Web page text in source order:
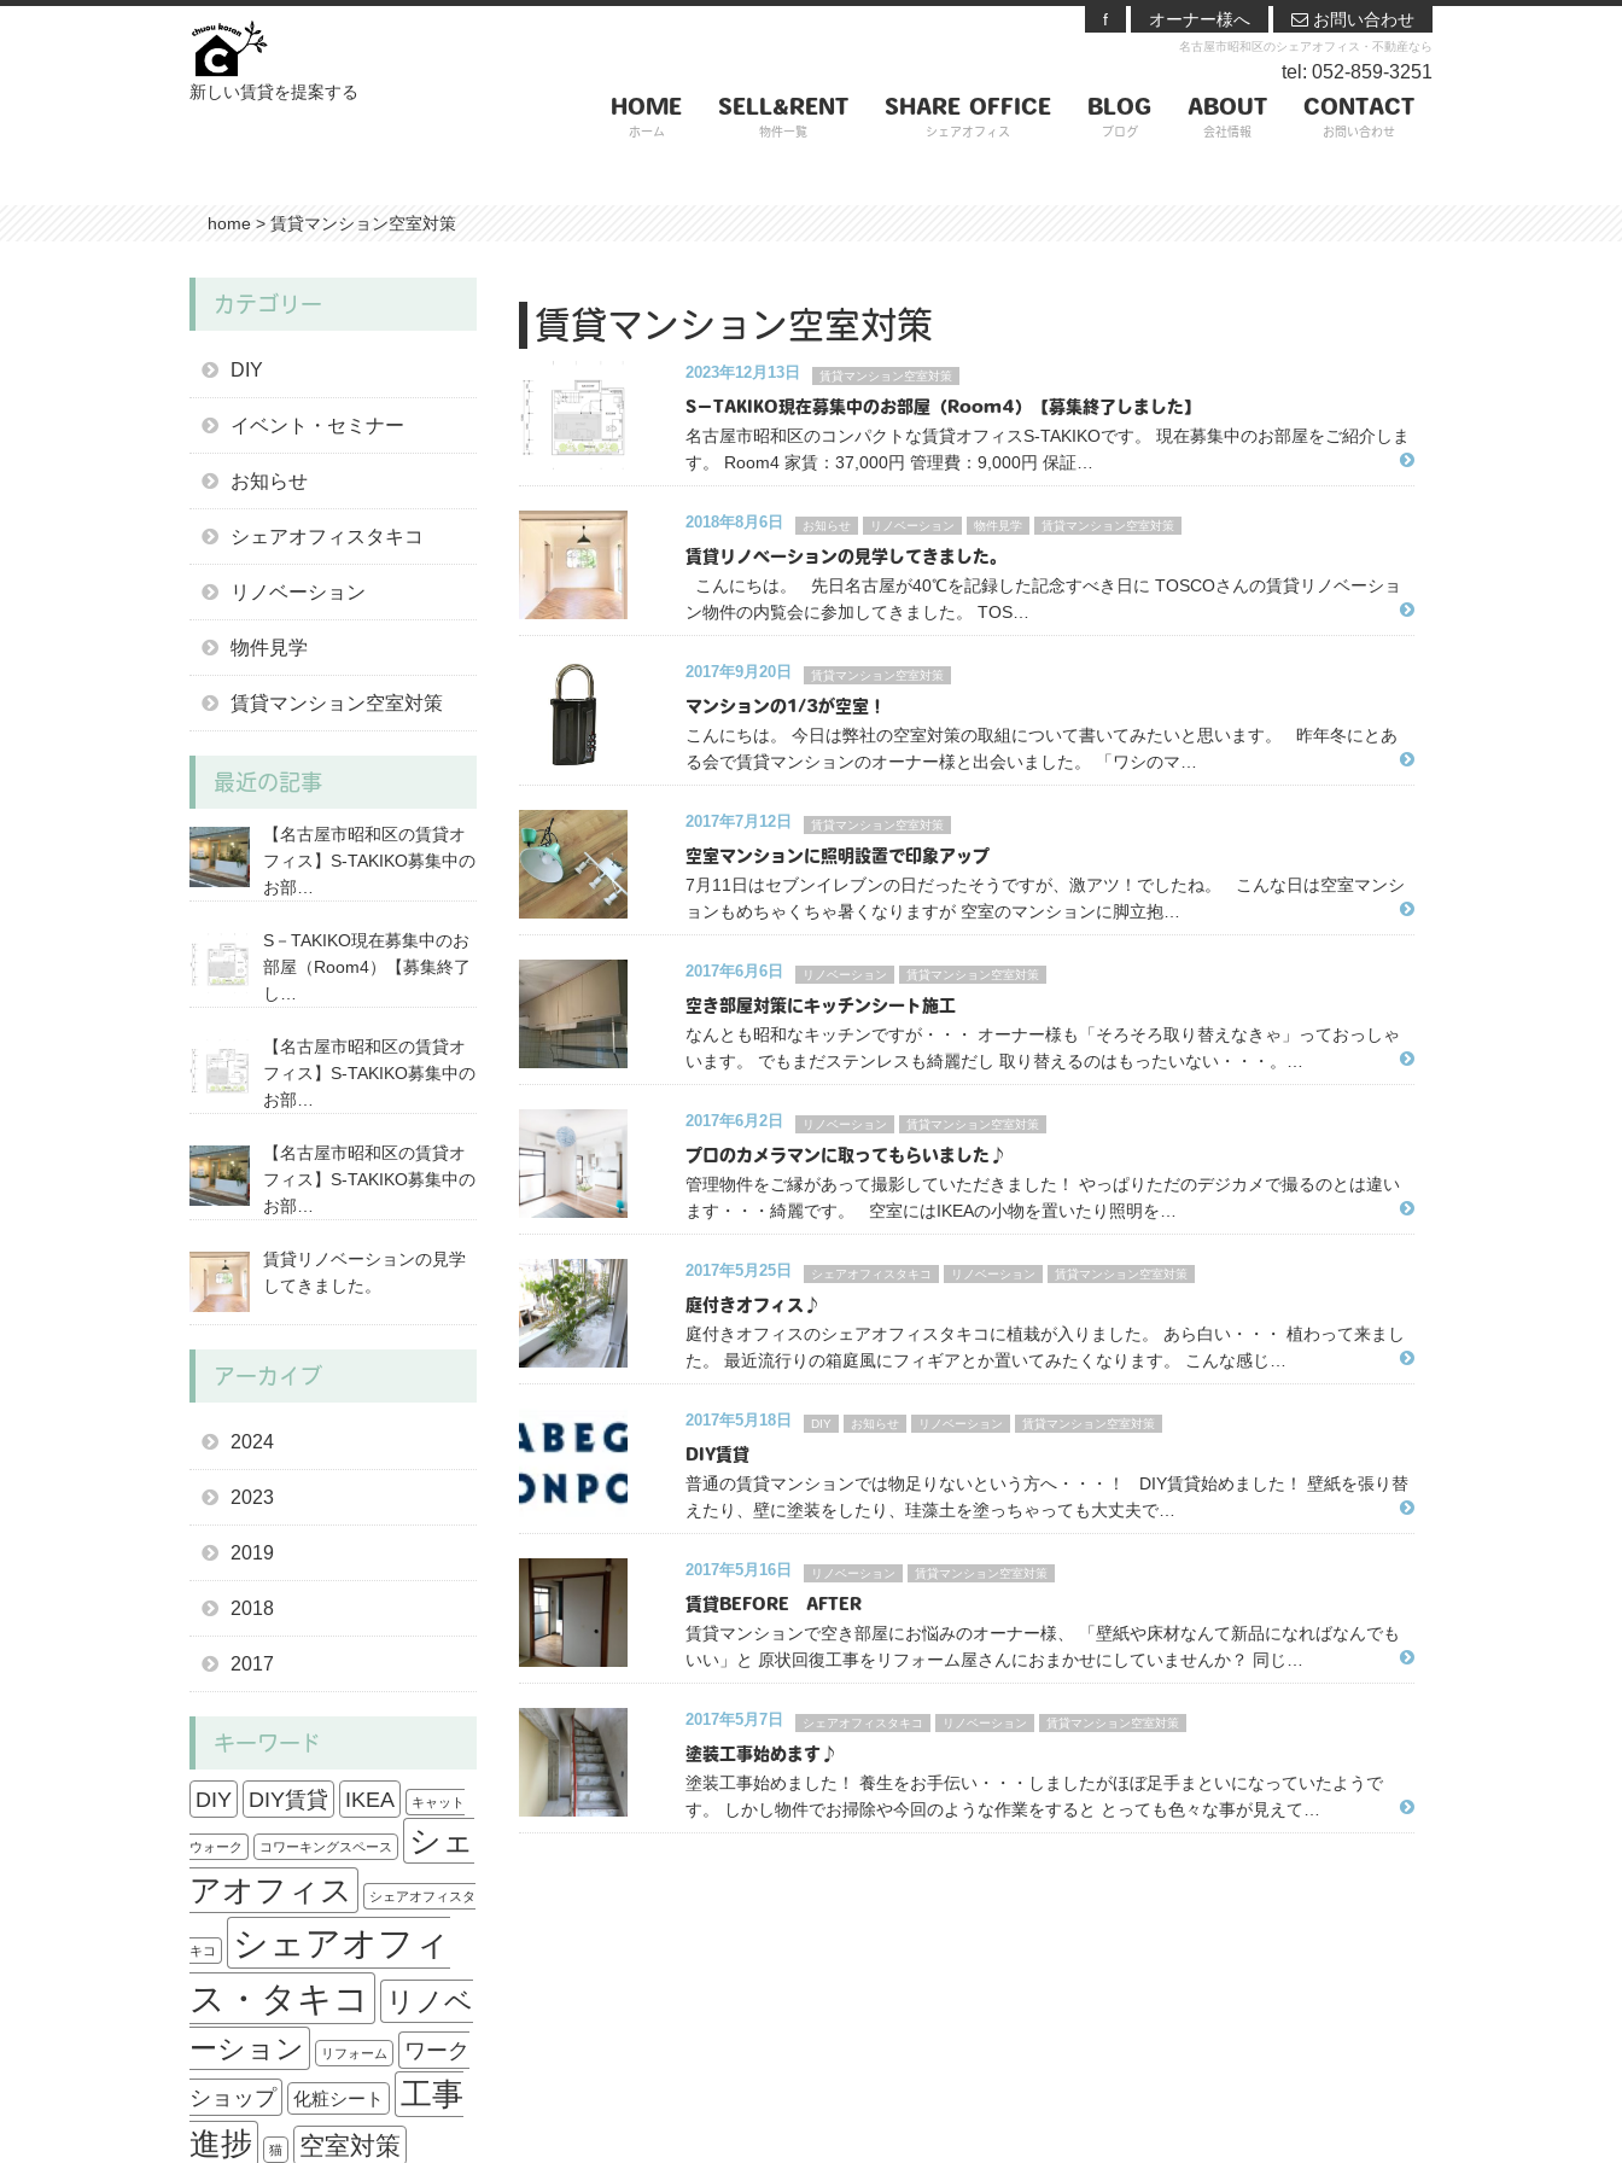
新しい賃貸を提案する
f オーナー様へ お問い合わせ
名古屋市昭和区のシェアオフィス・不動産なら
tel: 052-859-3251
HOME
ホーム
SELL&RENT
物件一覧
SHARE OFFICE
シェアオフィス
BLOG
ブログ
ABOUT
会社情報
CONTACT
お問い合わせ
home > 賃貸マンション空室対策
賃貸マンション空室対策
2023年12月13日 賃貸マンション空室対策
S－TAKIKO現在募集中のお部屋（Room4）【募集終了しました】
名古屋市昭和区のコンパクトな賃貸オフィスS-TAKIKOです。 現在募集中のお部屋をご紹介しま
す。 Room4 家賃：37,000円 管理費：9,000円 保証…
2018年8月6日 お知らせ リノベーション 物件見学 賃貸マンション空室対策
賃貸リノベーションの見学してきました。
こんにちは。 先日名古屋が40℃を記録した記念すべき日に TOSCOさんの賃貸リノベーショ
ン物件の内覧会に参加してきました。 TOS…
2017年9月20日 賃貸マンション空室対策
マンションの1/3が空室！
こんにちは。 今日は弊社の空室対策の取組について書いてみたいと思います。 昨年冬にとあ
る会で賃貸マンションのオーナー様と出会いました。 「ワシのマ…
2017年7月12日 賃貸マンション空室対策
空室マンションに照明設置で印象アップ
7月11日はセブンイレブンの日だったそうですが、激アツ！でしたね。 こんな日は空室マンシ
ョンもめちゃくちゃ暑くなりますが 空室のマンションに脚立抱…
2017年6月6日 リノベーション 賃貸マンション空室対策
空き部屋対策にキッチンシート施工
なんとも昭和なキッチンですが・・・ オーナー様も「そろそろ取り替えなきゃ」っておっしゃ
います。 でもまだステンレスも綺麗だし 取り替えるのはもったいない・・・。…
2017年6月2日 リノベーション 賃貸マンション空室対策
プロのカメラマンに取ってもらいました♪
管理物件をご縁があって撮影していただきました！ やっぱりただのデジカメで撮るのとは違い
ます・・・綺麗です。 空室にはIKEAの小物を置いたり照明を…
2017年5月25日 シェアオフィスタキコ リノベーション 賃貸マンション空室対策
庭付きオフィス♪
庭付きオフィスのシェアオフィスタキコに植栽が入りました。 あら白い・・・ 植わって来まし
た。 最近流行りの箱庭風にフィギアとか置いてみたくなります。 こんな感じ…
2017年5月18日 DIY お知らせ リノベーション 賃貸マンション空室対策
DIY賃貸
普通の賃貸マンションでは物足りないという方へ・・・！ DIY賃貸始めました！ 壁紙を張り替
えたり、壁に塗装をしたり、珪藻土を塗っちゃっても大丈夫で…
2017年5月16日 リノベーション 賃貸マンション空室対策
賃貸BEFORE AFTER
賃貸マンションで空き部屋にお悩みのオーナー様、 「壁紙や床材なんて新品になればなんでも
いい」と 原状回復工事をリフォーム屋さんにおまかせにしていませんか？ 同じ…
2017年5月7日 シェアオフィスタキコ リノベーション 賃貸マンション空室対策
塗装工事始めます♪
塗装工事始めました！ 養生をお手伝い・・・しましたがほぼ足手まといになっていたようで
す。 しかし物件でお掃除や今回のような作業をすると とっても色々な事が見えて…
カテゴリー
DIY
イベント・セミナー
お知らせ
シェアオフィスタキコ
リノベーション
物件見学
賃貸マンション空室対策
最近の記事
【名古屋市昭和区の賃貸オ
フィス】S-TAKIKO募集中の
お部…
S－TAKIKO現在募集中のお
部屋（Room4）【募集終了
し…
【名古屋市昭和区の賃貸オ
フィス】S-TAKIKO募集中の
お部…
【名古屋市昭和区の賃貸オ
フィス】S-TAKIKO募集中の
お部…
賃貸リノベーションの見学
してきました。
アーカイブ
2024
2023
2019
2018
2017
キーワード
DIY DIY賃貸 IKEA キャット
ウォーク コワーキングスペース
シェ
アオフィス
シェアオフィスタ
キコ
シェアオフィ
ス・タキコ
リノベ
ーション
リフォーム
ワーク
ショップ
化粧シート
工事
進捗
猫 空室対策